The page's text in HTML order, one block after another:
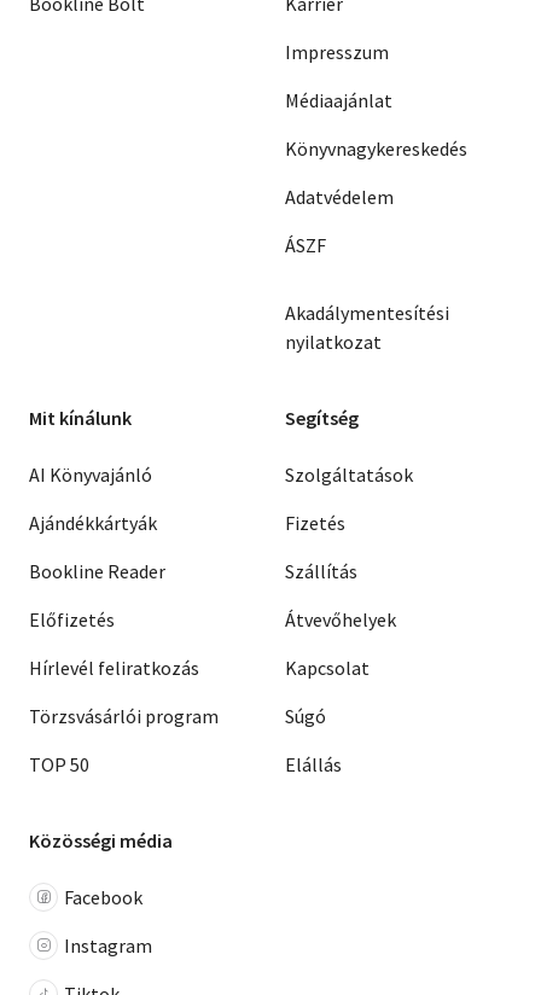
Impresszum
Médiaajánlat
Könyvnagykereskedés
Adatvédelem
ÁSZF
Akadálymentesítési
nyilatkozat
Mit kínálunk
AI Könyvajánló
Ajándékkártyák
Bookline Reader
Előfizetés
Hírlevél feliratkozás
Törzsvásárlói program
TOP 50
Segítség
Szolgáltatások
Fizetés
Szállítás
Átvevőhelyek
Kapcsolat
Súgó
Elállás
Közösségi média
Facebook
Instagram